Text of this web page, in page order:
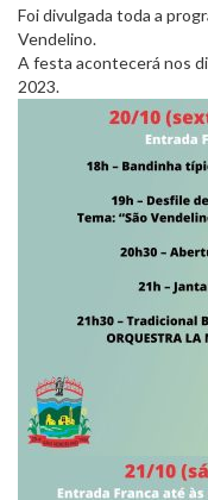
Foi divulgada toda a
Vendelino.
A festa acontecerá nos
2023.